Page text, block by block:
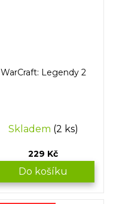
WarCraft: Legendy 2
Skladem (2 ks)
229 Kč
Do košíku